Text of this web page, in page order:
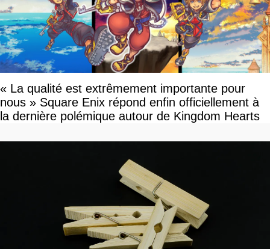
« La qualité est extrêmement importante pour
nous » Square Enix répond enfin officiellement à
la dernière polémique autour de Kingdom Hearts